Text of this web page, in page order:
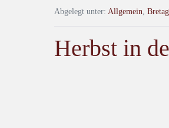
Abgelegt unter: Allgemein,
Herbst in